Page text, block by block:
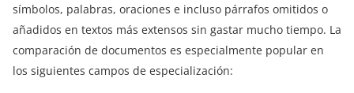
símbolos, palabras, oraciones e incluso párrafos omitidos o
añadidos en textos más extensos sin gastar mucho tiempo. La
comparación de documentos es especialmente popular en
los siguientes campos de especialización: